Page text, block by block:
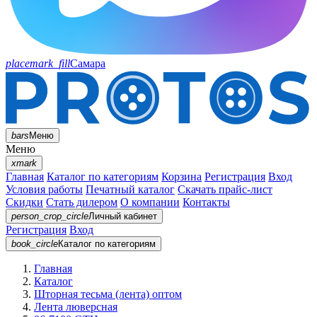
placemark_fillСамара
barsМеню
Меню
xmark
Главная Каталог по категориям Корзина Регистрация Вход
Условия работы Печатный каталог Скачать прайс-лист
Скидки Стать дилером О компании Контакты
person_crop_circleЛичный кабинет
Регистрация Вход
book_circleКаталог по категориям
Главная
Каталог
Шторная тесьма (лента) оптом
Лента люверсная